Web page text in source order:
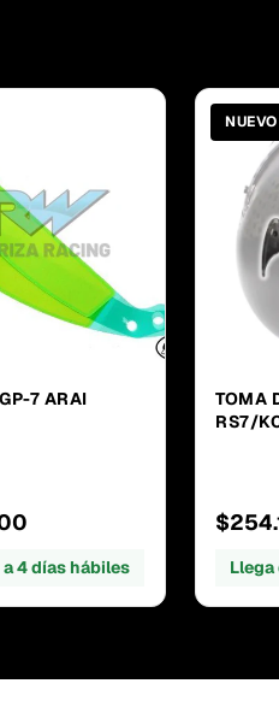
7 ARAI
a 4 días hábiles
NUEVO
TOMA
RS7/
Llega